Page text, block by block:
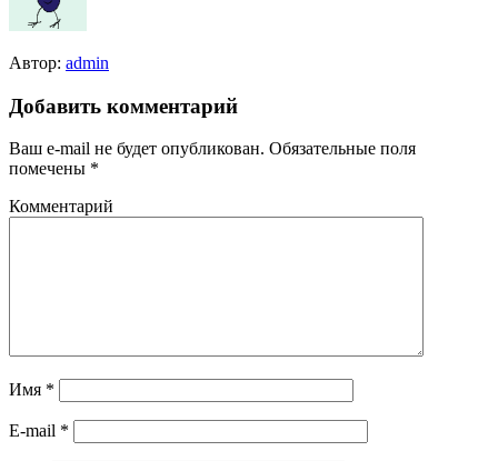
Автор: admin
Добавить комментарий
Ваш e-mail не будет опубликован. Обязательные поля
помечены *
Комментарий
Имя *
E-mail *